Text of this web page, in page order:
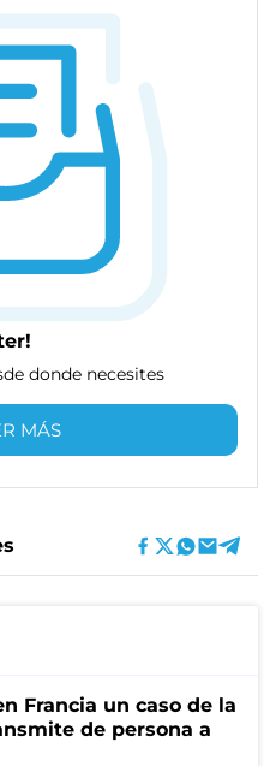
donde necesites
MÁS
Francia un caso de la
de persona a